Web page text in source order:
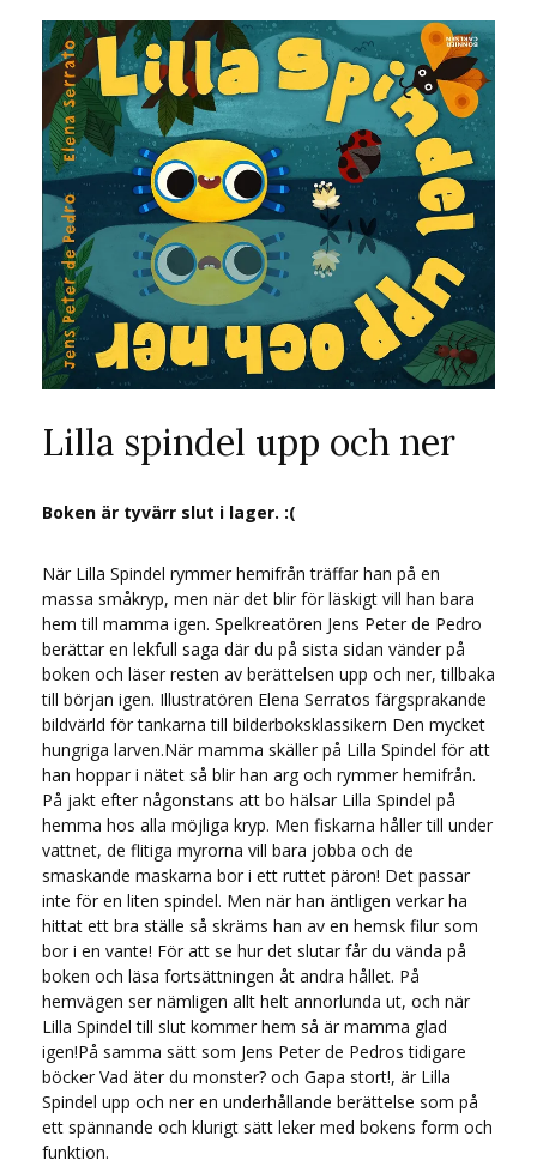
Lilla spindel upp och ner
Boken är tyvärr slut i lager. :(
När Lilla Spindel rymmer hemifrån träffar han på en
massa småkryp, men när det blir för läskigt vill han bara
hem till mamma igen. Spelkreatören Jens Peter de Pedro
berättar en lekfull saga där du på sista sidan vänder på
boken och läser resten av berättelsen upp och ner, tillbaka
till början igen. Illustratören Elena Serratos färgsprakande
bildvärld för tankarna till bilderboksklassikern Den mycket
hungriga larven.När mamma skäller på Lilla Spindel för att
han hoppar i nätet så blir han arg och rymmer hemifrån.
På jakt efter någonstans att bo hälsar Lilla Spindel på
hemma hos alla möjliga kryp. Men fiskarna håller till under
vattnet, de flitiga myrorna vill bara jobba och de
smaskande maskarna bor i ett ruttet päron! Det passar
inte för en liten spindel. Men när han äntligen verkar ha
hittat ett bra ställe så skräms han av en hemsk filur som
bor i en vante! För att se hur det slutar får du vända på
boken och läsa fortsättningen åt andra hållet. På
hemvägen ser nämligen allt helt annorlunda ut, och när
Lilla Spindel till slut kommer hem så är mamma glad
igen!På samma sätt som Jens Peter de Pedros tidigare
böcker Vad äter du monster? och Gapa stort!, är Lilla
Spindel upp och ner en underhållande berättelse som på
ett spännande och klurigt sätt leker med bokens form och
funktion.